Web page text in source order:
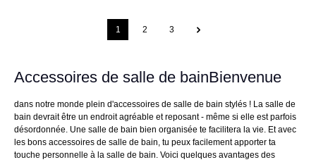
1 2 3
Accessoires de salle de bainBienvenue
dans notre monde plein d'accessoires de salle de bain stylés ! La salle de
bain devrait être un endroit agréable et reposant - même si elle est parfois
désordonnée. Une salle de bain bien organisée te facilitera la vie. Et avec
les bons accessoires de salle de bain, tu peux facilement apporter ta
touche personnelle à la salle de bain. Voici quelques avantages des